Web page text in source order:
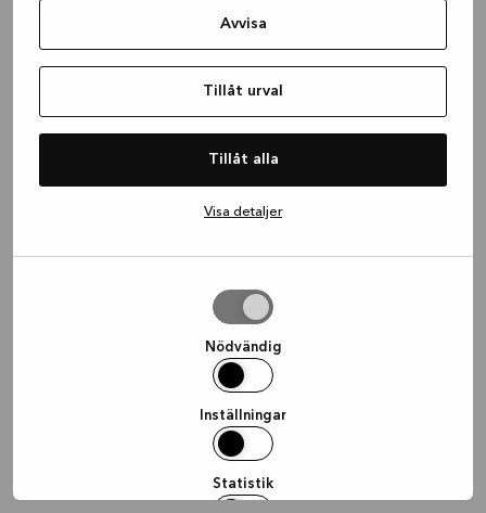
Avvisa
Tillåt urval
Tillåt alla
Visa detaljer
Nödvändig
Inställningar
Statistik
(see the browser console for more
information).